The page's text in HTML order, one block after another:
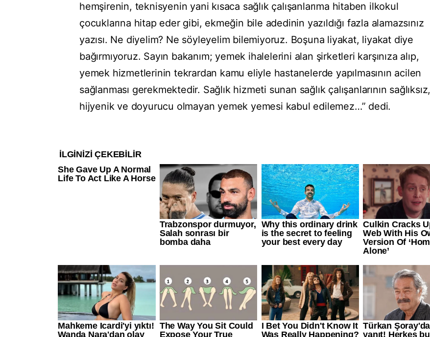
hemşirenin, teknisyenin yani kısaca sağlık çalışanlarıma hitaben ilkokul
çocuklarına hitap eder gibi, ekmeğin bile adedinin yazıldığı fazla alamazsınız
yazısı. Ne diyelim? Ne söyleyelim bilemiyoruz. Boşuna liyakat, liyakat diye
bağırmıyoruz. Sayın bakanım; yemek ihalelerini alan şirketleri karşınıza alıp,
yemek hizmetlerinin tekrardan kamu eliyle hastanelerde yapılmasının acilen
sağlanması gerekmektedir. Sağlık hizmeti sunan sağlık çalışanlarının sağlıksız,
hijyenik ve doyurucu olmayan yemek yemesi kabul edilemez…” dedi.